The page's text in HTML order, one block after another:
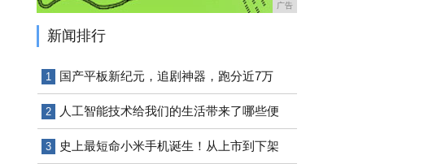
广告
新闻排行
1 国产平板新纪元，追剧神器，跑分近7万
2 人工智能技术给我们的生活带来了哪些便
3 史上最短命小米手机诞生！从上市到下架